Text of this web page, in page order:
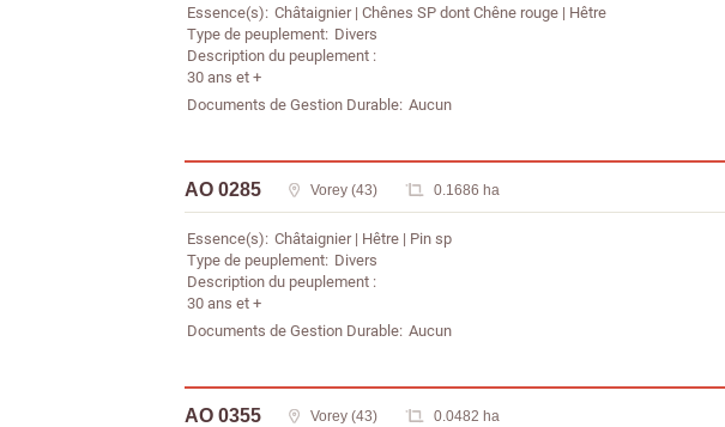
Essence(s) Châtaignier Chênes SP dont Chêne rouge Hêtre
Type de peuplement Divers
Description du peuplement
30 ans et +
Documents de Gestion Durable Aucun
AO 0285 Vorey (43) 0.1686 ha
Essence(s) Châtaignier Hêtre Pin sp
Type de peuplement Divers
Description du peuplement
30 ans et +
Documents de Gestion Durable Aucun
AO 0355 Vorey (43) 0.0482 ha